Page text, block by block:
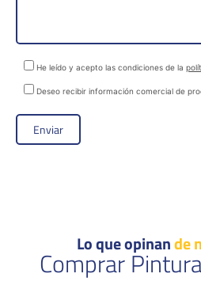
He leído y acepto las condiciones de la
Deseo recibir información comercial de
Lo que opinande
Comprar